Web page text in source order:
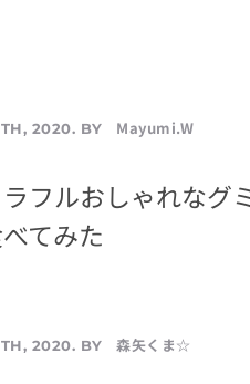
2020. BY
Mayumi.W
ラフルおしゃれなグ
てみた
2020. BY
森矢くま☆